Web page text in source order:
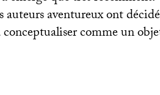
auteurs aventureux ont
comme un